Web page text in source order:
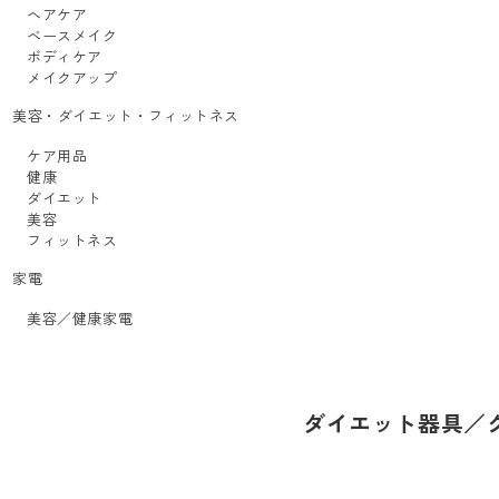
ヘアケア
ベースメイク
ボディケア
メイクアップ
美容・ダイエット・フィットネス
ケア用品
健康
ダイエット
美容
フィットネス
家電
美容／健康家電
ダイエット器具／